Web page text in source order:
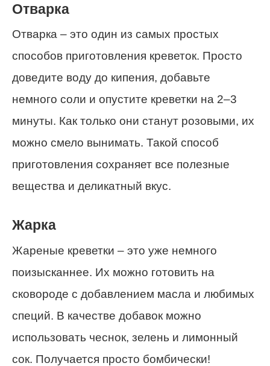
Отварка
Отварка – это один из самых простых
способов приготовления креветок. Просто
доведите воду до кипения, добавьте
немного соли и опустите креветки на 2–3
минуты. Как только они станут розовыми, их
можно смело вынимать. Такой способ
приготовления сохраняет все полезные
вещества и деликатный вкус.
Жарка
Жареные креветки – это уже немного
поизысканнее. Их можно готовить на
сковороде с добавлением масла и любимых
специй. В качестве добавок можно
использовать чеснок, зелень и лимонный
сок. Получается просто бомбически!